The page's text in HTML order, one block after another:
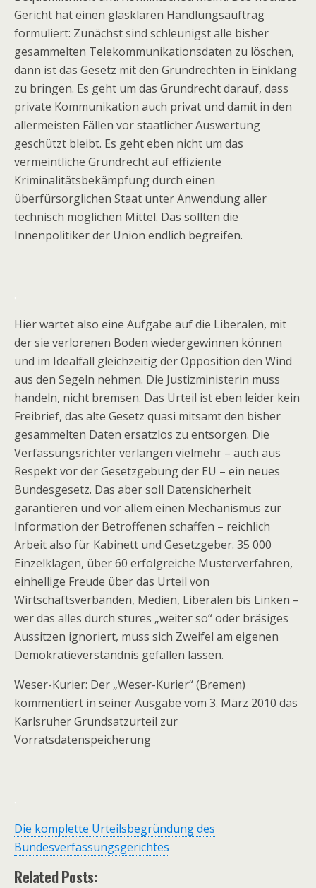
Gericht hat einen glasklaren Handlungsauftrag
formuliert: Zunächst sind schleunigst alle bisher
gesammelten Telekommunikationsdaten zu löschen,
dann ist das Gesetz mit den Grundrechten in Einklang
zu bringen. Es geht um das Grundrecht darauf, dass
private Kommunikation auch privat und damit in den
allermeisten Fällen vor staatlicher Auswertung
geschützt bleibt. Es geht eben nicht um das
vermeintliche Grundrecht auf effiziente
Kriminalitätsbekämpfung durch einen
überfürsorglichen Staat unter Anwendung aller
technisch möglichen Mittel. Das sollten die
Innenpolitiker der Union endlich begreifen.
Hier wartet also eine Aufgabe auf die Liberalen, mit
der sie verlorenen Boden wiedergewinnen können
und im Idealfall gleichzeitig der Opposition den Wind
aus den Segeln nehmen. Die Justizministerin muss
handeln, nicht bremsen. Das Urteil ist eben leider kein
Freibrief, das alte Gesetz quasi mitsamt den bisher
gesammelten Daten ersatzlos zu entsorgen. Die
Verfassungsrichter verlangen vielmehr – auch aus
Respekt vor der Gesetzgebung der EU – ein neues
Bundesgesetz. Das aber soll Datensicherheit
garantieren und vor allem einen Mechanismus zur
Information der Betroffenen schaffen – reichlich
Arbeit also für Kabinett und Gesetzgeber. 35 000
Einzelklagen, über 60 erfolgreiche Musterverfahren,
einhellige Freude über das Urteil von
Wirtschaftsverbänden, Medien, Liberalen bis Linken –
wer das alles durch stures „weiter so“ oder bräsiges
Aussitzen ignoriert, muss sich Zweifel am eigenen
Demokratieverständnis gefallen lassen.
Weser-Kurier: Der „Weser-Kurier“ (Bremen)
kommentiert in seiner Ausgabe vom 3. März 2010 das
Karlsruher Grundsatzurteil zur
Vorratsdatenspeicherung
Die komplette Urteilsbegründung des
Bundesverfassungsgerichtes
Related Posts: